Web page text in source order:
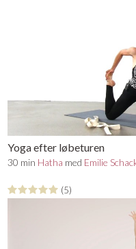
Yoga efter løbeturen
30 min Hatha med Emilie
(5)